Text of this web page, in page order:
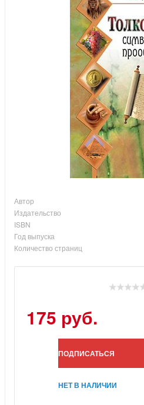
Автор
Издательство
ISBN
Год выпуска
Количество страниц
175 руб.
ПОДПИСАТЬСЯ
НЕТ В НАЛИЧИИ